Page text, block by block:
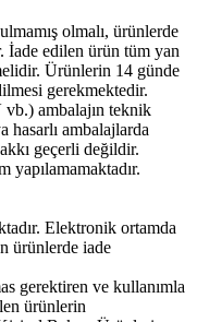
olmalı, ürünlerde
İade edilen ürün tüm yan
Ürünlerin 14 günde
gerekmektedir.
ambalajın teknik
hasarlı ambalajlarda
geçerli değildir.
yapılamamaktadır.
Elektronik ortamda
ürünlerde iade
gerektiren ve kullanımla
ürünlerin